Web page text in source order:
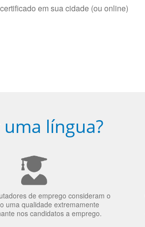
em sua cidade (ou online)
língua?
de emprego consideram o
uma qualidade extremamente
nos candidatos a emprego.